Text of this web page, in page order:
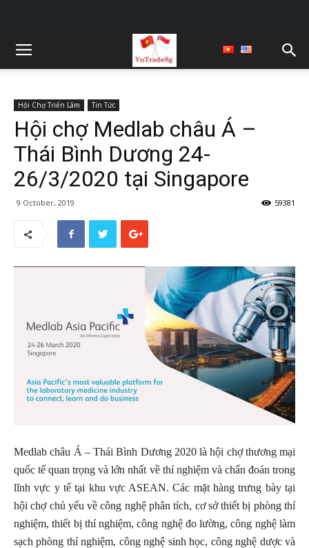
Hội Chợ Triển Lãm Tin Tức
Hội chợ Medlab châu Á –
Thái Bình Dương 24-
26/3/2020 tại Singapore
9 October, 2019 59381
Medlab châu Á – Thái Bình Dương 2020 là hội chợ thương mại
quốc tế quan trọng và lớn nhất về thí nghiệm và chẩn đoán trong
lĩnh vực y tế tại khu vực ASEAN. Các mặt hàng trưng bày tại
hội chợ chủ yếu về công nghệ phân tích, cơ sở thiết bị phòng thí
nghiệm, thiết bị thí nghiệm, công nghệ đo lường, công nghệ làm
sạch phòng thí nghiệm, công nghệ sinh học, công nghệ dược và